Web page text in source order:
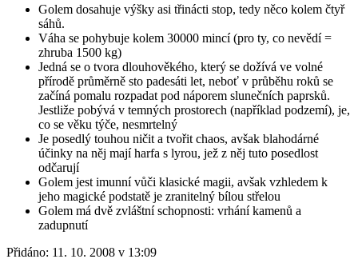
Golem dosahuje výšky asi třinácti stop, tedy něco kolem čtyř
sáhů.
Váha se pohybuje kolem 30000 mincí (pro ty, co nevědí =
zhruba 1500 kg)
Jedná se o tvora dlouhověkého, který se dožívá ve volné
přírodě průměrně sto padesáti let, neboť v průběhu roků se
začíná pomalu rozpadat pod náporem slunečních paprsků.
Jestliže pobývá v temných prostorech (například podzemí), je,
co se věku týče, nesmrtelný
Je posedlý touhou ničit a tvořit chaos, avšak blahodárné
účinky na něj mají harfa s lyrou, jež z něj tuto posedlost
odčarují
Golem jest imunní vůči klasické magii, avšak vzhledem k
jeho magické podstatě je zranitelný bílou střelou
Golem má dvě zvláštní schopnosti: vrhání kamenů a
zadupnutí
Přidáno: 11. 10. 2008 v 13:09